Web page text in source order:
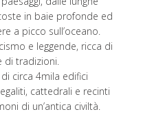
in baie profonde ed
a picco sull’oceano.
e leggende, ricca di
di tradizioni.
circa 4mila edifici
cattedrali e recinti
di un’antica civiltà.